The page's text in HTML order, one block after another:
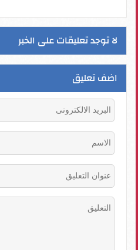
لا توجد تعليقات على الخبر
اضف تعليق